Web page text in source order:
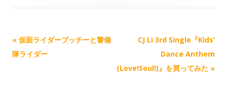
記
事
« 仮面ライダーブッチーと警備
隊ライダー
CJ Li 3rd Single『Kids’
Dance Anthem
(Love!Soul!)』を買ってみた »